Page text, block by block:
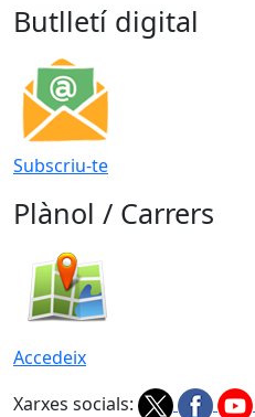
Butlletí digital
Subscriu-te
Plànol / Carrers
Accedeix
Xarxes socials: